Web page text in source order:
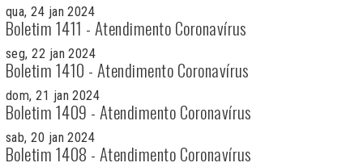
qua, 24 jan 2024
Boletim 1411 - Atendimento Coronavírus
seg, 22 jan 2024
Boletim 1410 - Atendimento Coronavírus
dom, 21 jan 2024
Boletim 1409 - Atendimento Coronavírus
sab, 20 jan 2024
Boletim 1408 - Atendimento Coronavírus